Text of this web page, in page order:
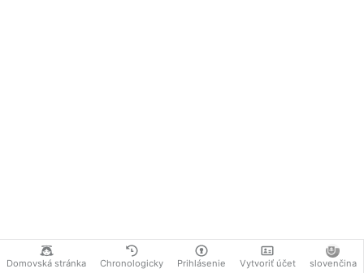
Domovská stránka Chronologicky Prihlásenie Vytvoriť účet slovenčina